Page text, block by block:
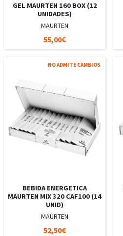
GEL MAURTEN 160 BOX (12
UNIDADES)
MAURTEN
55,00€
NO ADMITE CAMBIOS
BEBIDA ENERGETICA
MAURTEN MIX 320 CAF100 (14
UNID)
MAURTEN
52,50€